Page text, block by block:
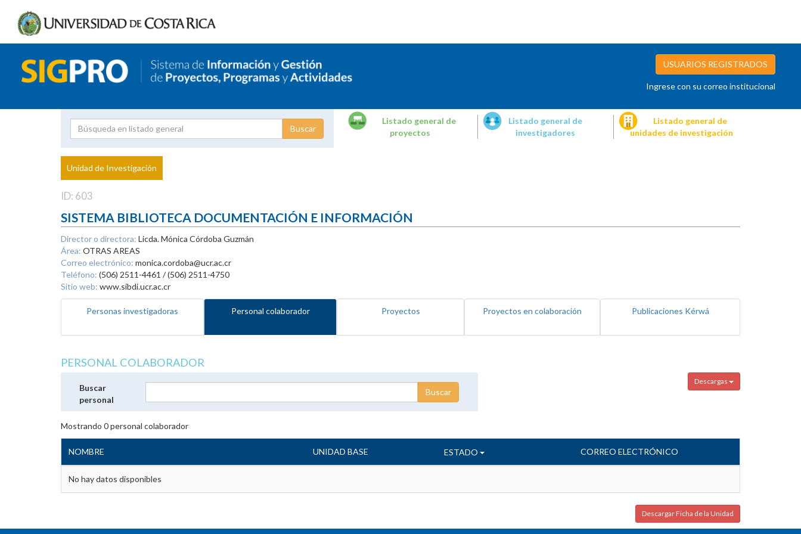
USUARIOS REGISTRADOS
Ingrese con su correo institucional
Proyecto
Investigador
Listado general de
proyectos
Listado general de
investigadores
Listado general de
unidades de investigación
Unidad de Investigación
ID: 603
SISTEMA BIBLIOTECA DOCUMENTACIÓN E INFORMACIÓN
Director o directora: Licda. Mónica Córdoba Guzmán
Área: OTRAS AREAS
Correo electrónico: monica.cordoba@ucr.ac.cr
Teléfono: (506) 2511-4461 / (506) 2511-4750
Sitio web: www.sibdi.ucr.ac.cr
Personas investigadoras Personal colaborador Proyectos Proyectos en colaboración Publicaciones Kérwá
PERSONAL COLABORADOR
Descargas
Buscar
personal
Mostrando 0personal colaborador
NOMBRE UNIDAD BASE ESTADO CORREO ELECTRÓNICO
No hay datos disponibles
Descargar Ficha de la Unidad